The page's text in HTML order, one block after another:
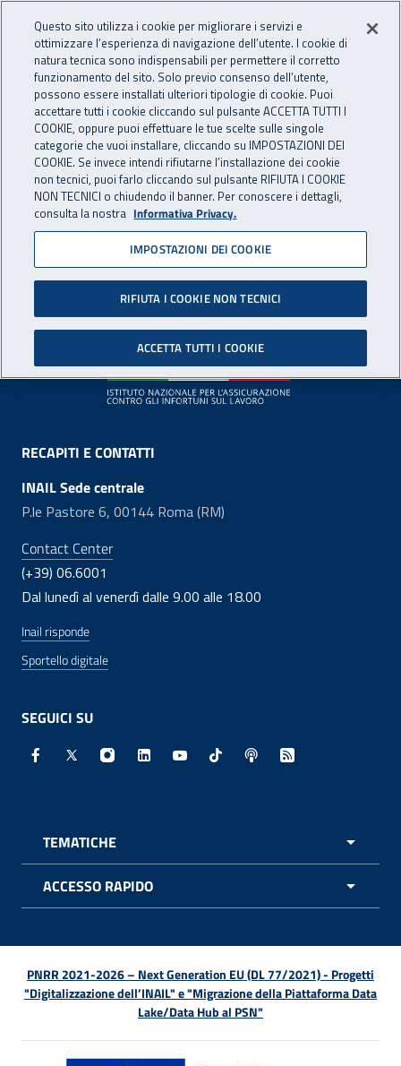
INAIL - Istituto Nazionale
Apri cerca
Navigazione principale
Pagina non disponibile
Il contenuto non è stato trovato. Per continuare la
navigazione è possibile ritornare alla
Footer
RECAPITI E CONTATTI
INAIL Sede centrale
P.le Pastore 6, 00144 Roma (RM)
Contact Center
(+39) 06.6001
Dal lunedì al venerdì dalle 9.00 alle 18.00
Inail risponde
Sportello digitale
SEGUICI SU
Facebook - Sito esterno - Apertura in nuova finestra
X - Sito esterno - Apertura in nuova finestra
Instagram - Sito esterno - Apertura in
Linkedin - Sito esterno - Apertura in
Youtube - Sito esterno -
TikTok - Sito esterno -
Spreaker - Sito
Feed RSS -
TEMATICHE
ACCESSO RAPIDO
PNRR 2021-2026 – Next Generation EU (DL 77/2021) - Progetti
"Digitalizzazione dell’INAIL" e "Migrazione della Piattaforma Data
Lake/Data Hub al PSN"
Questo sito utilizza i cookie per migliorare i servizi e
ottimizzare l’esperienza di navigazione dell’utente. I cookie di
natura tecnica sono indispensabili per permettere il corretto
funzionamento del sito. Solo previo consenso dell’utente,
possono essere installati ulteriori tipologie di cookie. Puoi
accettare tutti i cookie cliccando sul pulsante ACCETTA TUTTI I
COOKIE, oppure puoi effettuare le tue scelte sulle singole
categorie che vuoi installare, cliccando su IMPOSTAZIONI DEI
COOKIE. Se invece intendi rifiutarne l’installazione dei cookie
non tecnici, puoi farlo cliccando sul pulsante RIFIUTA I COOKIE
NON TECNICI o chiudendo il banner. Per conoscere i dettagli,
consulta la nostra Informativa Privacy.
IMPOSTAZIONI DEI COOKIE
RIFIUTA I COOKIE NON TECNICI
ACCETTA TUTTI I COOKIE